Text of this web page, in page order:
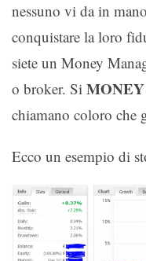
nessuno vi da in
conquistare la loro
siete un Money
o broker. Si
chiamano coloro che
Ecco un esempio di